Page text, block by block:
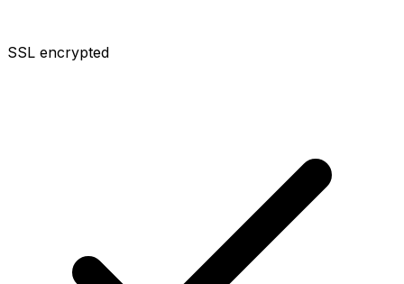
SSL encrypted